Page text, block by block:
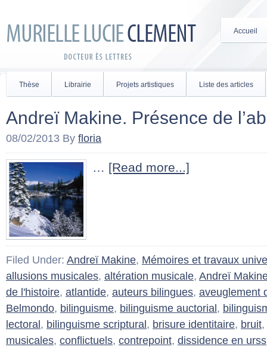
Accueil
Thèse Librairie Projets artistiques Liste des articles
Andreï Makine. Présence de
08/02/2013 By floria
… [Read more...]
Filed Under: Andreï Makine, Mémoires et travaux
allusions musicales, altération musicale, Andreï
de l'histoire, atlantide, auteurs bilingues, aveuglement
Belmondo, bilinguisme, bilinguisme auctorial ,
lectoral , bilinguisme scriptural , brisure identitaire, bruit,
musicales, conflictuels, contrepoint, dissidence en urss